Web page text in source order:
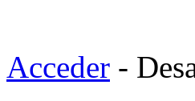
Acceder -